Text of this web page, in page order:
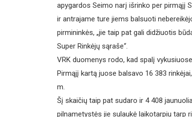
apygardos Seimo narį išrinko per pirmąjį
ir antrajame ture jiems balsuoti
pirmininkės, „jie taip pat gali didžiuotis
Super Rinkėjų sąraše“.
VRK duomenys rodo, kad spalį
Pirmąjį kartą juose balsavo 16 383
m.
Šį skaičių taip pat sudaro ir 4 408
pilnametystės jie sulaukė laikotarpiu tarp